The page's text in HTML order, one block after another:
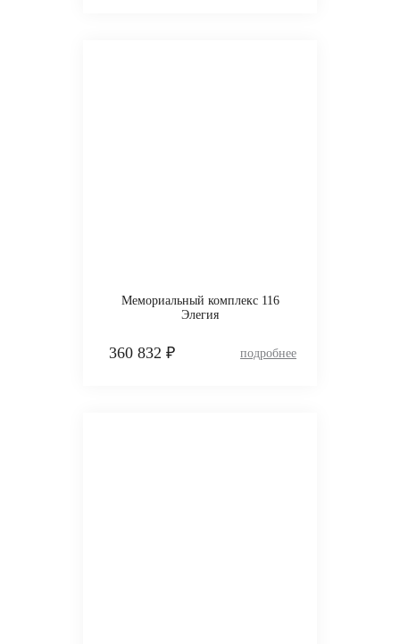
Мемориальный комплекс 116
Элегия
360 832 ₽